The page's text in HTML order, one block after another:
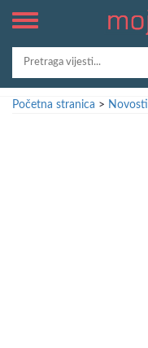
Početna stranica > Novosti